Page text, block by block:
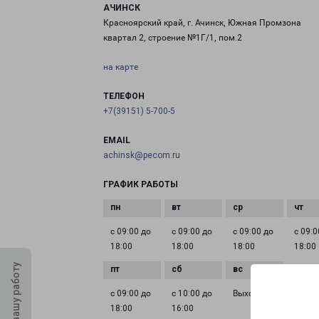
АЧИНСК
Красноярский край, г. Ачинск, Южная Промзона
квартал 2, строение №1Г/1, пом.2
на карте
ТЕЛЕФОН
+7(39151) 5-700-5
EMAIL
achinsk@pecom.ru
ГРАФИК РАБОТЫ
с 09:00 до
18:00
с 09:00 до
18:00
с 09:00 до
18:00
с
18:00
с 09:00 до
18:00
с 10:00 до
16:00
Выходной